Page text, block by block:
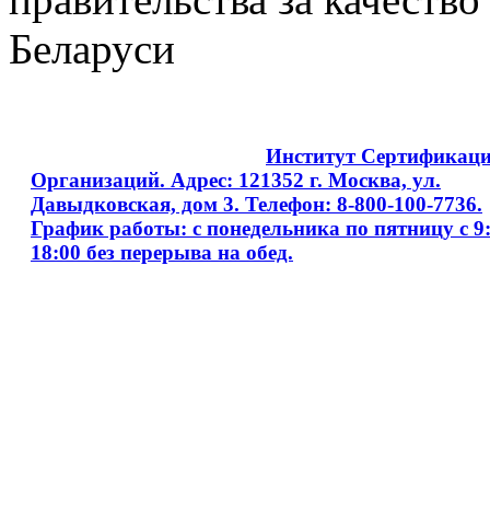
Беларуси
Институт
Организаций. Адрес: 121352 г. Москва, ул.
Давыдковская, дом 3. Телефон: 8-800-100-7736.
График работы: с понедельника по пятницу с
18:00 без перерыва на обед.